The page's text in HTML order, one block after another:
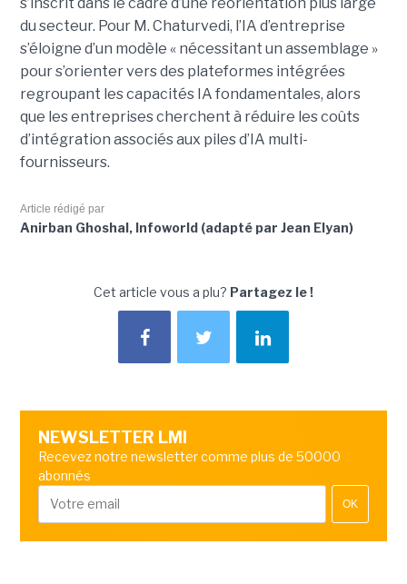
du secteur. Pour M. Chaturvedi, l’IA d’entreprise
s’éloigne d’un modèle « nécessitant un assemblage »
pour s’orienter vers des plateformes intégrées
regroupant les capacités IA fondamentales, alors
que les entreprises cherchent à réduire les coûts
d’intégration associés aux piles d’IA multi-
fournisseurs.
Article rédigé par
Anirban Ghoshal, Infoworld (adapté par Jean Elyan)
Cet article vous a plu? Partagez le !
NEWSLETTER LMI
Recevez notre newsletter comme plus de 50000
abonnés
OK